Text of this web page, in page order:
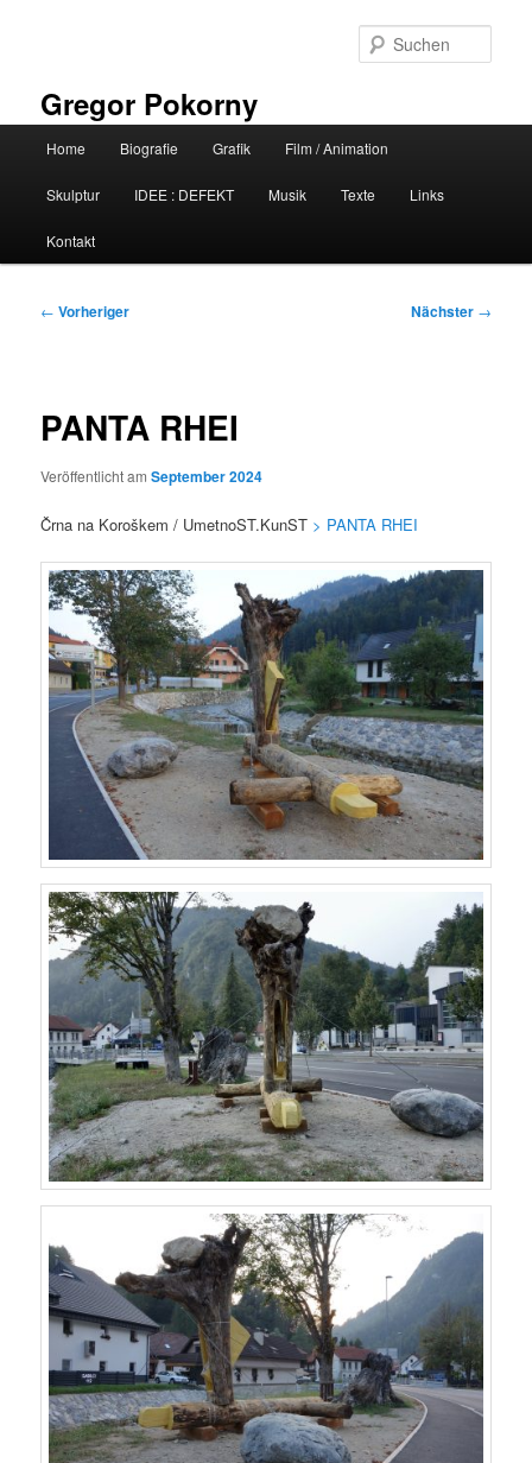
Gregor Pokorny
Home Biografie Grafik Film / Animation
Skulptur IDEE : DEFEKT Musik Texte Links
Kontakt
Beitragsnavigation
← Vorheriger Nächster →
PANTA RHEI
Veröffentlicht amSeptember 2024
Črna na Koroškem / UmetnoST.KunST > PANTA RHEI